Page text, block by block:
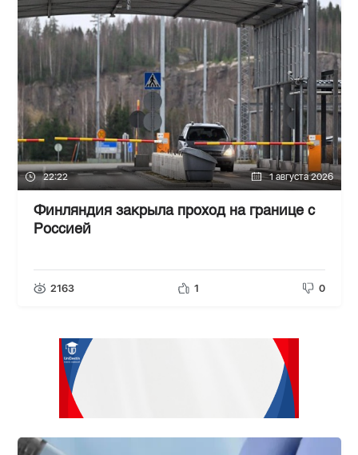
22:22 1 августа 2026
Финляндия закрыла проход на границе с
Россией
2163 1 0